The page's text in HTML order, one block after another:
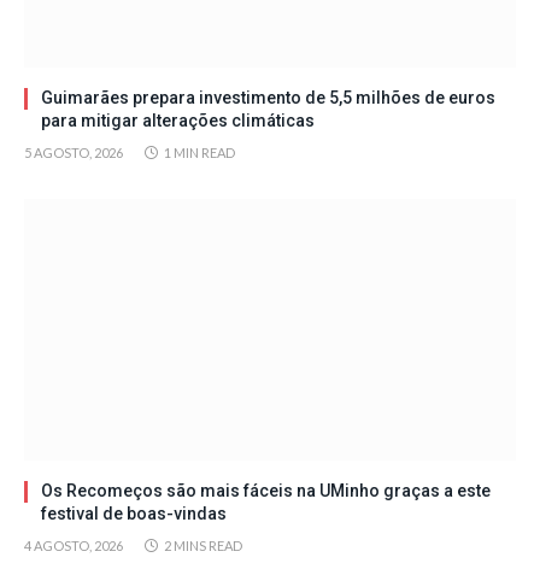
Guimarães prepara investimento de 5,5 milhões de euros
para mitigar alterações climáticas
5 AGOSTO, 2026 1 MIN READ
Os Recomeços são mais fáceis na UMinho graças a este
festival de boas-vindas
4 AGOSTO, 2026 2 MINS READ